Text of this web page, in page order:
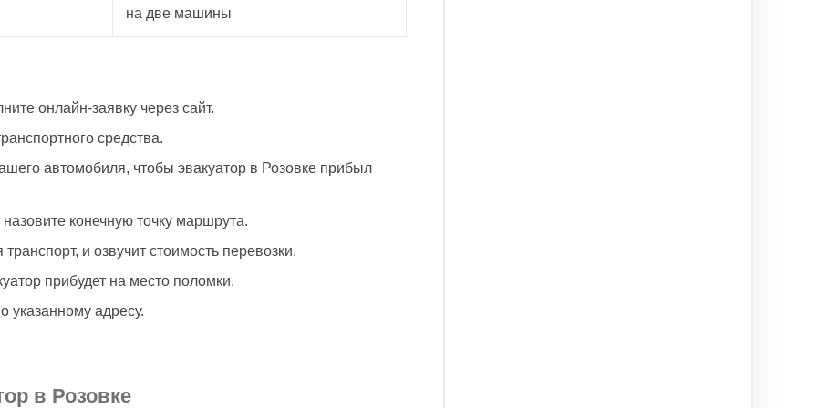
на две машины
онлайн-заявку через сайт.
средства.
автомобиля, чтобы эвакуатор в Розовке прибыл
конечную точку маршрута.
и озвучит стоимость перевозки.
прибудет на место поломки.
указанному адресу.
в Розовке